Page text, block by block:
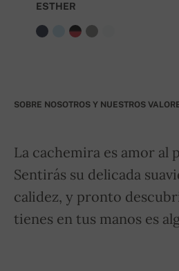
ESTHER
SOBRE NOSOTROS Y NUESTROS
La cachemira es amor al
Sentirás su delicada
calidez, y pronto
tienes en tus manos es